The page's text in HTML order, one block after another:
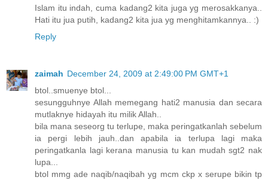
Islam itu indah, cuma kadang2 kita juga yg merosakkanya..
Hati itu jua putih, kadang2 kita jua yg menghitamkannya.. :)
Reply
zaimah December 24, 2009 at 2:49:00 PM GMT+1
btol..smuenye btol...
sesungguhnye Allah memegang hati2 manusia dan secara
mutlaknye hidayah itu milik Allah..
bila mana seseorg tu terlupe, maka peringatkanlah sebelum
ia pergi lebih jauh..dan apabila ia terlupa lagi maka
peringatkanla lagi kerana manusia tu kan mudah sgt2 nak
lupa...
btol mmg ade naqib/naqibah yg mcm ckp x serupe bikin tp